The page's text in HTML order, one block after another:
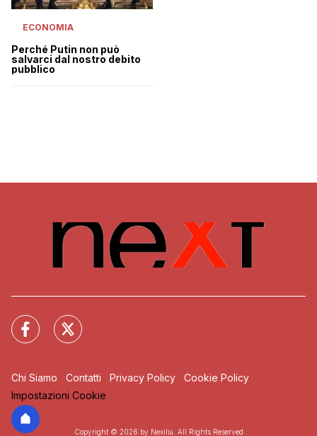
ECONOMIA
Perché Putin non può
salvarci dal nostro debito
pubblico
Chi Siamo Contatti Privacy Policy
Cookie Policy
Impostazioni Cookie
Copyright © 2026 by Nexilia. All Rights Reserved